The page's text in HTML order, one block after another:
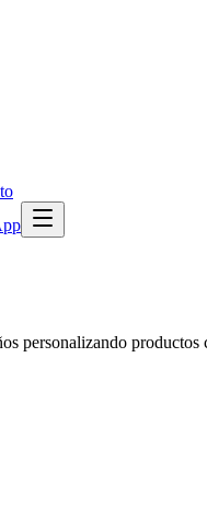
personalizando